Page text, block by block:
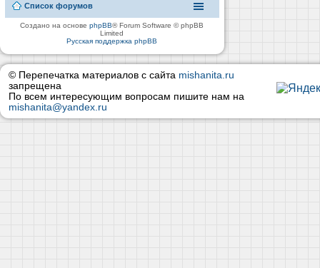
Список форумов
Создано на основеphpBB® Forum Software © phpBB
Limited
Русская поддержка phpBB
© Перепечатка материалов с сайта mishanita.ru
запрещена
По всем интересующим вопросам пишите нам на
mishanita@yandex.ru